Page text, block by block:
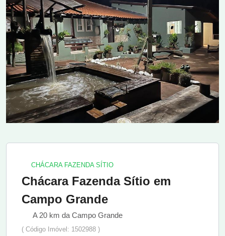
CHÁCARA FAZENDA SÍTIO
Chácara Fazenda Sítio em
Campo Grande
A 20 km da Campo Grande
( Código Imóvel: 1502988 )